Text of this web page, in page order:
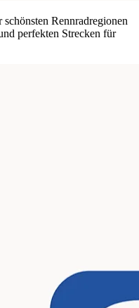
Rennradregionen
perfekten Strecken für